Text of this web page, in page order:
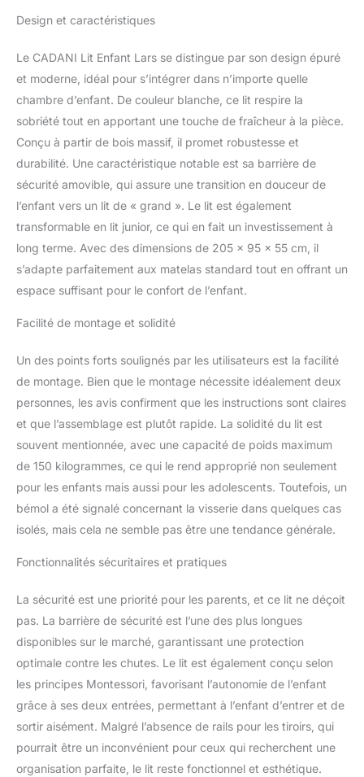
draps, les jouets et
d'autres objets
importants afin de
maintenir la chambre
propre et organisée.
Construction robuste :
Fabriqué à partir de
qualité pour garantir la
durabilité et la sécurité de
votre enfant. Fabriqué
dans l'UE : Fabriqué avec
entreprise au sein de
l'UE. Une attention
la gestion forestière
Les dimensions
intérieures pour le
matelas sont de
les dimensions
extérieures sont
d'environ 205x145x55
cm.
Design et caractéristiques
Le CADANI Lit Enfant Lars se distingue par son design épuré
et moderne, idéal pour s’intégrer dans n’importe quelle
chambre d’enfant. De couleur blanche, ce lit respire la
sobriété tout en apportant une touche de fraîcheur à la pièce.
Conçu à partir de bois massif, il promet robustesse et
durabilité. Une caractéristique notable est sa barrière de
sécurité amovible, qui assure une transition en douceur de
l’enfant vers un lit de « grand ». Le lit est également
transformable en lit junior, ce qui en fait un investissement à
long terme. Avec des dimensions de 205 x 95 x 55 cm, il
s’adapte parfaitement aux matelas standard tout en offrant un
espace suffisant pour le confort de l’enfant.
Facilité de montage et solidité
Un des points forts soulignés par les utilisateurs est la facilité
de montage. Bien que le montage nécessite idéalement deux
personnes, les avis confirment que les instructions sont claires
et que l’assemblage est plutôt rapide. La solidité du lit est
souvent mentionnée, avec une capacité de poids maximum
de 150 kilogrammes, ce qui le rend approprié non seulement
pour les enfants mais aussi pour les adolescents. Toutefois, un
bémol a été signalé concernant la visserie dans quelques cas
isolés, mais cela ne semble pas être une tendance générale.
Fonctionnalités sécuritaires et pratiques
La sécurité est une priorité pour les parents, et ce lit ne déçoit
pas. La barrière de sécurité est l’une des plus longues
disponibles sur le marché, garantissant une protection
optimale contre les chutes. Le lit est également conçu selon
les principes Montessori, favorisant l’autonomie de l’enfant
grâce à ses deux entrées, permettant à l’enfant d’entrer et de
sortir aisément. Malgré l’absence de rails pour les tiroirs, qui
pourrait être un inconvénient pour ceux qui recherchent une
organisation parfaite, le lit reste fonctionnel et esthétique.